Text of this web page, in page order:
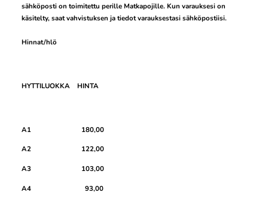
sähköposti on toimitettu perille Matkapojille. Kun varauksesi on
käsitelty, saat vahvistuksen ja tiedot varauksestasi sähköpostiisi.
Hinnat/hlö
HYTTILUOKKA HINTA
A1 180,00
A2 122,00
A3 103,00
A4 93,00